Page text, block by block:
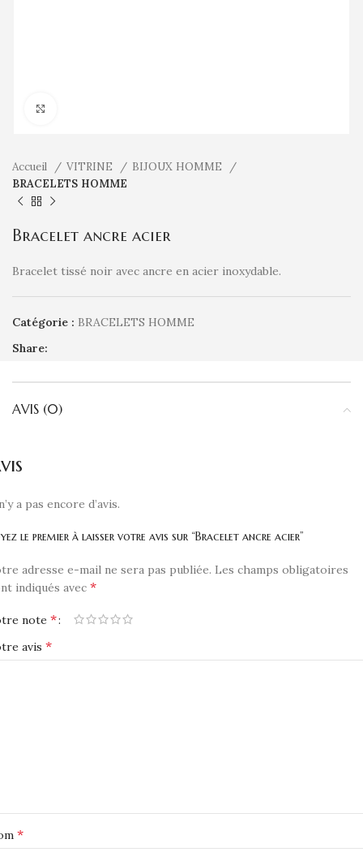
Accueil VITRINE
BIJOUX HOMME
BRACELETS HOMME
Bracelet ancre acier
Bracelet tissé noir avec ancre en acier inoxydable.
Catégorie : BRACELETS HOMME
Share:
AVIS (0)
a pas encore d’avis.
le premier à laisser votre avis sur “Bracelet ancre acier”
adresse e-mail ne sera pas publiée. Les champs obligatoires
indiqués avec *
note *
avis *
*